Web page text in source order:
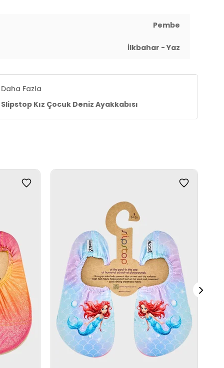
Pembe
İlkbahar - Yaz
Daha Fazla
Slipstop Kız Çocuk Deniz Ayakkabısı